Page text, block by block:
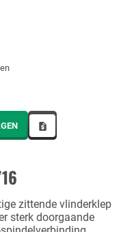
zittende vlinderklep
sterk doorgaande